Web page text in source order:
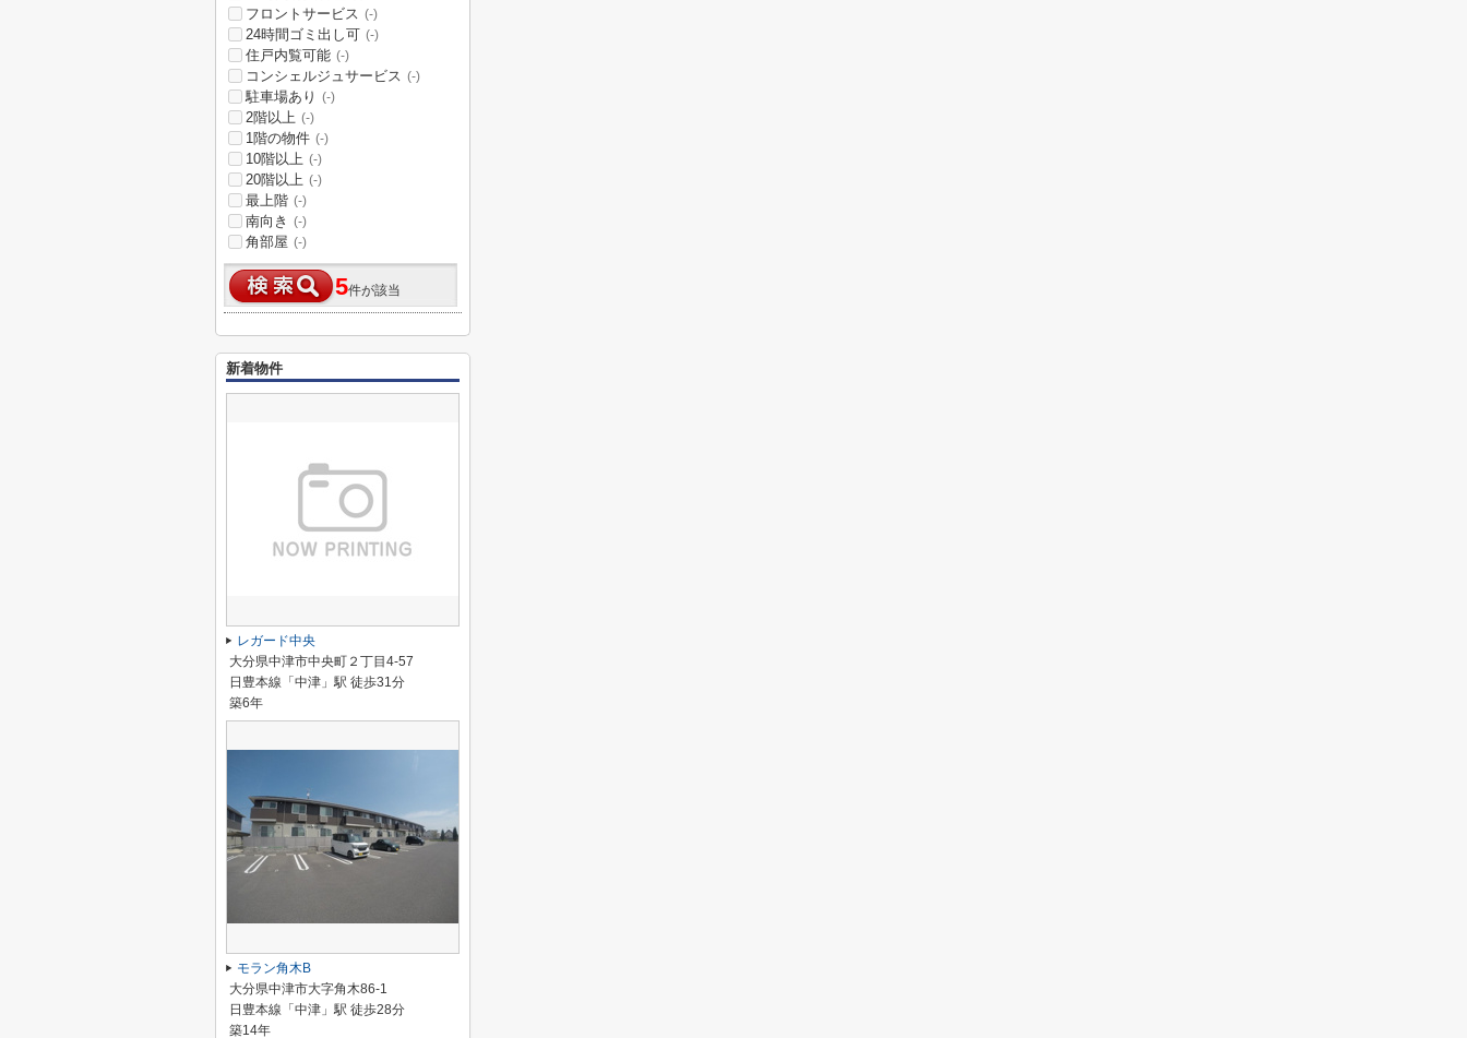
フロントサービス (-)
24時間ゴミ出し可 (-)
住戸内覧可能 (-)
コンシェルジュサービス (-)
駐車場あり (-)
2階以上 (-)
1階の物件 (-)
10階以上 (-)
20階以上 (-)
最上階 (-)
南向き (-)
角部屋 (-)
5件が該当
新着物件
レガード中央
大分県中津市中央町２丁目4-57
日豊本線「中津」駅 徒歩31分
築6年
モラン角木B
大分県中津市大字角木86-1
日豊本線「中津」駅 徒歩28分
築14年